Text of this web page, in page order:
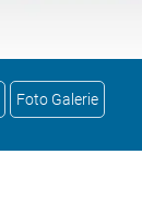
Foto Galerie